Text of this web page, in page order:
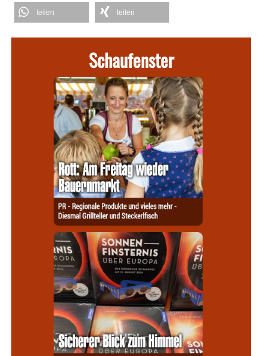
teilen teilen
Schaufenster